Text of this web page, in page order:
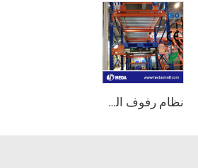
نظام رفوف الراديو شاتل